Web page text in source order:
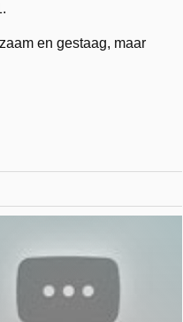
en gestaag, maar